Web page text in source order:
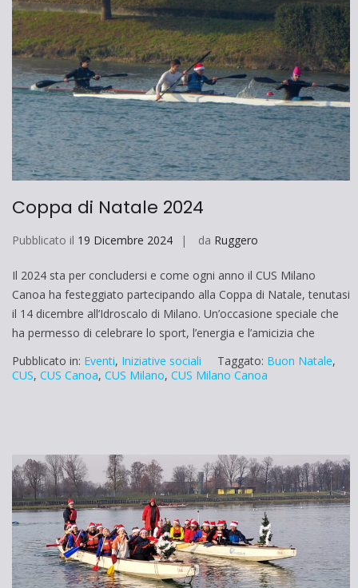
Coppa di Natale 2024
Pubblicato il 19 Dicembre 2024 da Ruggero
Il 2024 sta per concludersi e come ogni anno il CUS Milano
Canoa ha festeggiato partecipando alla Coppa di Natale, tenutasi
il 14 dicembre all’Idroscalo di Milano. Un’occasione speciale che
ha permesso di celebrare lo sport, l’energia e l’amicizia che
Pubblicato in: Eventi, Iniziative sociali Taggato: Buon Natale,
CUS, CUS Canoa, CUS Milano, CUS Milano Canoa